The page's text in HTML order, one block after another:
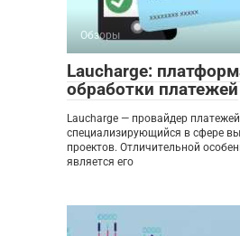
Обзоры
Laucharge:
обработки платежей
Laucharge — провайдер
специализирующийся в сфере
проектов. Отличительной
является его